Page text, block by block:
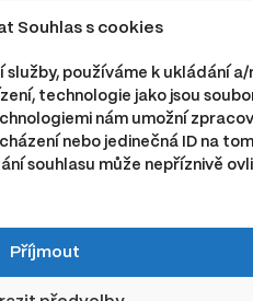
Souhlas s cookies
používáme k ukládání a/
technologie jako jsou
nám umožní
nebo jedinečná ID na
souhlasu může nepříznivě
Příjmout